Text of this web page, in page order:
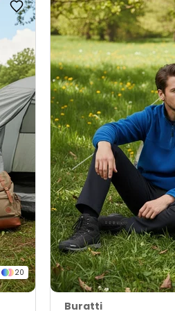
20
Buratti